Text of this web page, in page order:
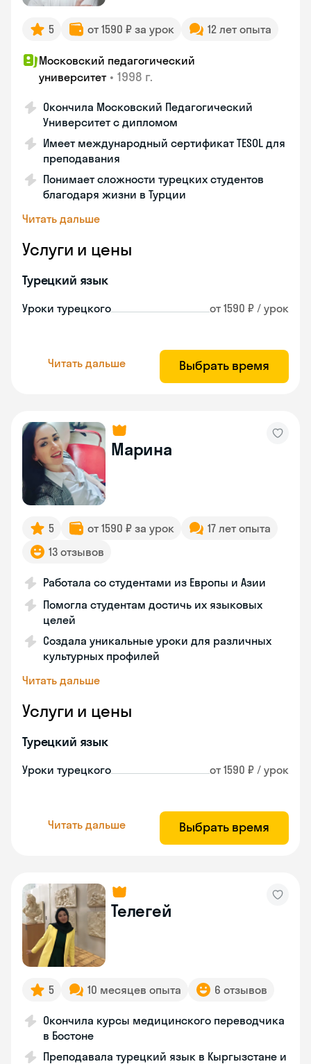
5 от 1590 ₽ за урок 12 лет опыта
Московский педагогический
университет • 1998 г.
Окончила Московский Педагогический
Университет с дипломом
Имеет международный сертификат TESOL для
преподавания
Понимает сложности турецких студентов
благодаря жизни в Турции
Читать дальше
Услуги и цены
Турецкий язык
Уроки турецкого от 1590 ₽ / урок
Читать дальше Выбрать время
Марина
5 от 1590 ₽ за урок
17 лет опыта
13 отзывов
Работала со студентами из Европы и Азии
Помогла студентам достичь их языковых
целей
Создала уникальные уроки для различных
культурных профилей
Читать дальше
Услуги и цены
Турецкий язык
Уроки турецкого от 1590 ₽ / урок
Читать дальше Выбрать время
Телегей
5 10 месяцев опыта 6 отзывов
Окончила курсы медицинского переводчика
в Бостоне
Преподавала турецкий язык в Кыргызстане и